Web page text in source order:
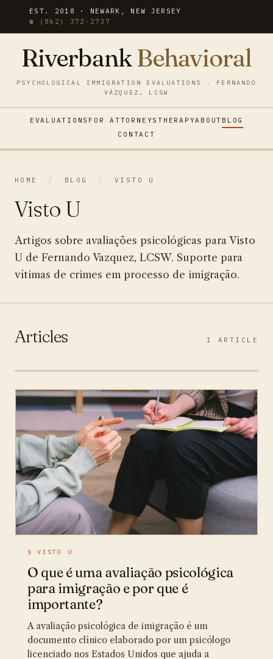
EST. 2018 · NEWARK, NEW JERSEY
☎ (862) 372-2737
RiverbankBehavioral
PSYCHOLOGICAL IMMIGRATION EVALUATIONS · FERNANDO
VÁZQUEZ, LCSW
EVALUATIONS FOR ATTORNEYSTHERAPYABOUT BLOG
CONTACT
HOME / BLOG / VISTO U
Visto U
Artigos sobre avaliações psicológicas para Visto
U de Fernando Vazquez, LCSW. Suporte para
vítimas de crimes em processo de imigração.
Articles 1 ARTICLE
§ VISTO U
O que é uma avaliação psicológica
para imigração e por que é
importante?
A avaliação psicológica de imigração é um
documento clínico elaborado por um psicólogo
licenciado nos Estados Unidos que ajuda a